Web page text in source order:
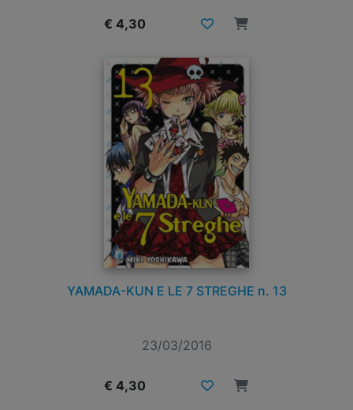
€ 4,30
YAMADA-KUN E LE 7 STREGHE n. 13
23/03/2016
€ 4,30